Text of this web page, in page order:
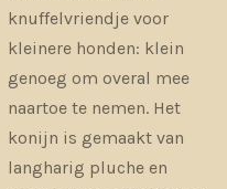
knuffelvriendje voor
kleinere honden: klein
genoeg om overal mee
naartoe te nemen. Het
konijn is gemaakt van
langharig pluche en